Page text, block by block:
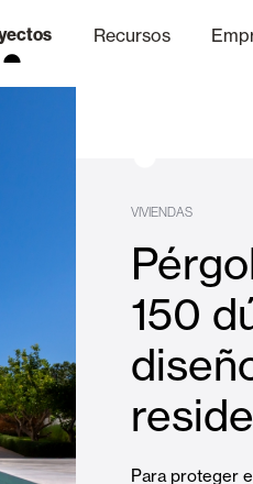
Celosias y
Recursos
VIVIENDAS
150
Para proteger